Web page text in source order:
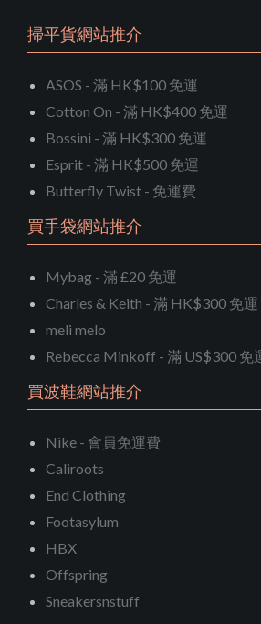
掃平貨網站推介
ASOS - 滿 HK$100 免運
Cotton On - 滿 HK$400 免運
Bossini - 滿 HK$300 免運
Esprit - 滿 HK$500 免運
Butterfly Twist - 免運費
買手袋網站推介
Mybag - 滿 £20 免運
Charles & Keith - 滿 HK$300 免運
meli melo
Rebecca Minkoff - 滿 US$300 免
買波鞋網站推介
Nike - 會員免運費
Caliroots
End Clothing
Footasylum
HBX
Offspring
Sneakersnstuff